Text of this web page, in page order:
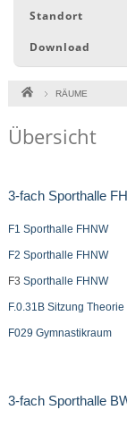
Standort
Download
RÄUME
Übersicht
3-fach Sporthalle
F1 Sporthalle FHNW
F2 Sporthalle FHNW
F3 Sporthalle FHNW
F.0.31B Sitzung Theorie
F029 Gymnastikraum
3-fach Sporthalle